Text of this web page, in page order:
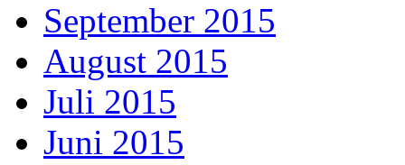
September 2015
August 2015
Juli 2015
Juni 2015